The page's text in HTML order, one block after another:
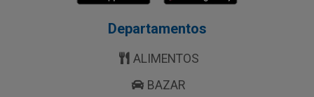
Departamentos
ALIMENTOS
BAZAR